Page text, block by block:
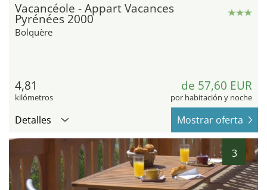
Vacancéole - Appart Vacances
Pyrénées 2000
Bolquère
4,81
kilómetros
de 57,60 EUR
por habitación y noche
Detalles Mostrar oferta
3